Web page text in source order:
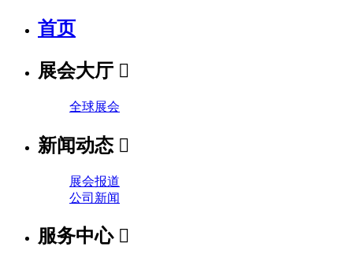
首页
展会大厅 
全球展会
新闻动态 
展会报道
公司新闻
服务中心 